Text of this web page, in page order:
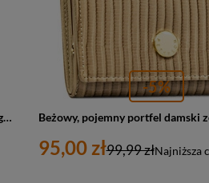
Mały, beżowy portfel damski zamykany na bigiel i zatrzask, pokryty roślinnym wzorem - Peterson
-5%
95,00 zł Najniższa
99,99 zł